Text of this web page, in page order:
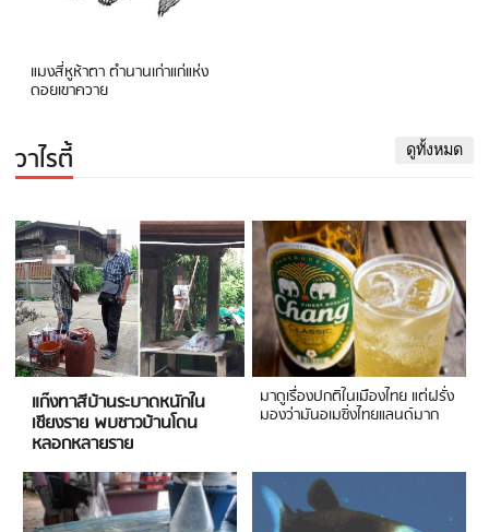
แมงสี่หูห้าตา ตำนานเก่าแก่แห่ง
ดอยเขาควาย
วาไรตี้ ดูทั้งหมด
แก๊งทาสีบ้านระบาดหนักใน
เชียงราย พบชาวบ้านโดน
หลอกหลายราย
มาดูเรื่องปกติในเมืองไทย แต่ฝรั่ง
มองว่ามันอเมซิ่งไทยแลนด์มาก